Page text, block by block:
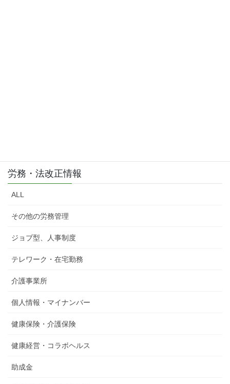
労務・法改正情報
ALL
その他の労務管理
ジョブ型、人事制度
テレワーク・在宅勤務
介護事業所
個人情報・マイナンバー
健康保険・介護保険
健康経営・コラボヘルス
助成金